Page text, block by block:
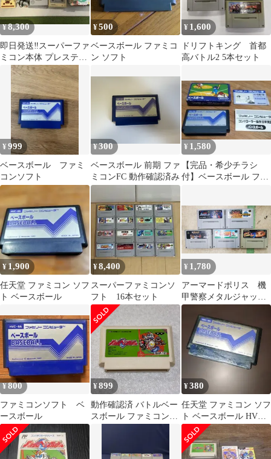
¥8,300
即日発送‼️スーパーファ
ミコン本体 プレステ
ファミコン本体 コン
トローラー
¥500
ベースボール ファミコ
ン ソフト
¥ 1,600
ドリフトキング 首都
高バトル2 5本セット
¥999
ベースボール ファミ
コンソフト
¥300
ベースボール 前期 ファ
ミコンFC 動作確認済み
¥ 1,580
【完品・希少チラシ
付】ベースボール ファ
¥ 1,900
任天堂 ファミコン ソフ
ト ベースボール
¥8,400
スーパーファミコンソ
フト 16本セット
¥ 1,780
アーマードポリス 機
甲警察メタルジャック
他 SFCソフト 5本セ
ット
¥800
ファミコンソフト ベ
ースボール
¥899
動作確認済 バトルベー
スボール ファミコン
¥380
任天堂 ファミコン ソフ
ト ベースボール HVC-
BA